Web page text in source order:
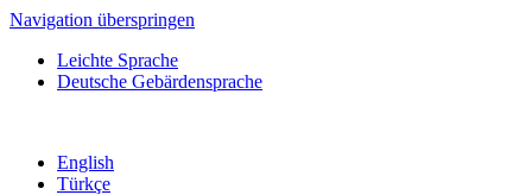
Navigation überspringen
Leichte Sprache
Deutsche Gebärdensprache
English
Türkçe